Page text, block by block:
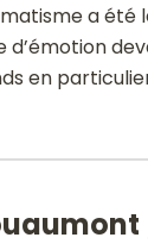
a été
en